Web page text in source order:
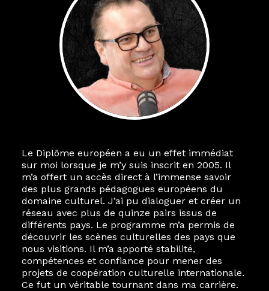
Le Diplôme européen a eu un effet immédiat
sur moi lorsque je m’y suis inscrit en 2005. Il
m’a offert un accès direct à l’immense savoir
des plus grands pédagogues européens du
domaine culturel. J’ai pu dialoguer et créer un
réseau avec plus de quinze pairs issus de
différents pays. Le programme m’a permis de
découvrir les scènes culturelles des pays que
nous visitions. Il m’a apporté stabilité,
compétences et confiance pour mener des
projets de coopération culturelle internationale.
Ce fut un véritable tournant dans ma carrière.